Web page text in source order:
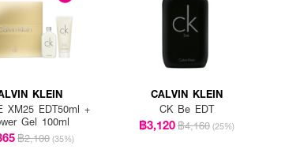
KLEIN
XM25 EDT50ml +
Gel 100ml
฿2,100 (35%)
CALVIN KLEIN
CK Be EDT
฿3,120฿4,160 (25%)